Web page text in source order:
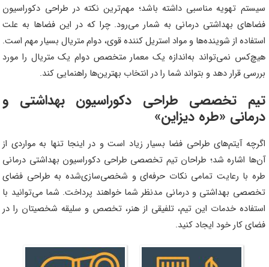
سیستم تهویه مناسبی داشته باشد؛ مهم‌ترین نکته در طراحی دکوراسیون
فضاهای بهداشتی درمانی به شمار می‌رود. چرا که در این فضاها به علت
استفاده از شوینده‌ها و مواد استریل کننده قوی، دوام متریال بسیار مهم است.
هیچ‌کس نمی‌تواند به‌اندازه یک معمار متخصص دوام یک متریال را مورد
بررسی قرار دهد و بتواند شما را در انتخاب بهترین‌ها راهنمایی کند.
تیم تخصصی طراحی دکوراسیون بهداشتی و
درمانی «طره دیزاین»
اگرچه آیتم‌های طراحی فضا بسیار زیاد است و در اینجا تنها به مواردی از
آن‌ها اشاره شد؛ طراحان تیم تخصصی طراحی دکوراسیون بهداشتی درمانی
طره با رعایت تمامی نکات حرفه‌ای و شخصی‌سازی‌شده به طراحی فضای
تخصصی بهداشتی و درمانی مدنظر شما خواهند پرداخت. شما می‌توانید با
استفاده خدمات این تیم، تلفیقی از هنر، تخصص و سلیقه شخصیتان را در
فضای کار خود ایجاد کنید.